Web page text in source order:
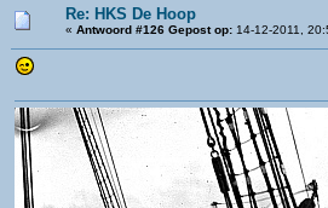
Re: HKS De Hoop
« Antwoord #126 Gepost op:14-12-2011,